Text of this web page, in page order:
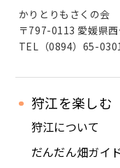
かりとりもさくの会
〒797-0113 愛媛県
TEL（0894）65-
狩江を楽しむ
狩江について
だんだん畑ガイド